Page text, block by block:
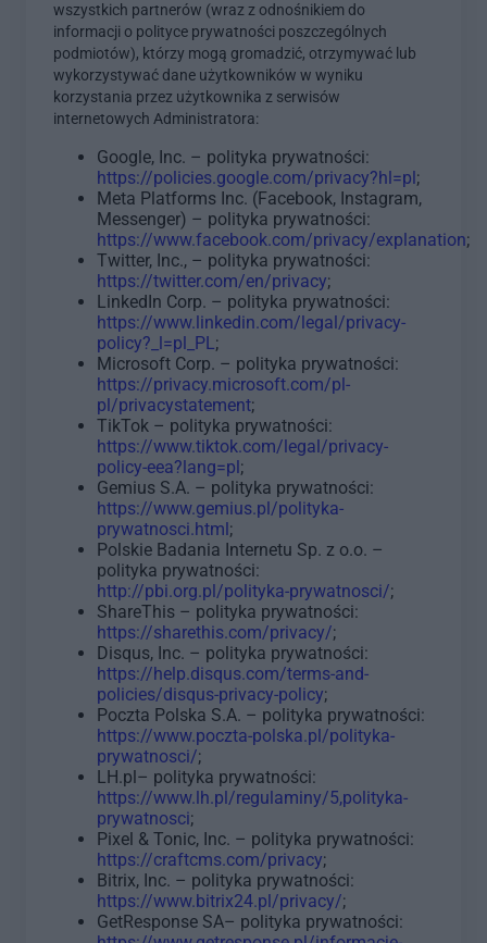
wszystkich partnerów (wraz z odnośnikiem do
informacji o polityce prywatności poszczególnych
podmiotów), którzy mogą gromadzić, otrzymywać lub
wykorzystywać dane użytkowników w wyniku
korzystania przez użytkownika z serwisów
internetowych Administratora:
Google, Inc. – polityka prywatności:
https://policies.google.com/privacy?hl=pl ;
Meta Platforms Inc. (Facebook, Instagram,
Messenger) – polityka prywatności:
https://www.facebook.com/privacy/explanation;
Twitter, Inc., – polityka prywatności:
https://twitter.com/en/privacy;
LinkedIn Corp. – polityka prywatności:
https://www.linkedin.com/legal/privacy-
policy?_l=pl_PL;
Microsoft Corp. – polityka prywatności:
https://privacy.microsoft.com/pl-
pl/privacystatement;
TikTok – polityka prywatności:
https://www.tiktok.com/legal/privacy-
policy-eea?lang=pl ;
Gemius S.A. – polityka prywatności:
https://www.gemius.pl/polityka-
prywatnosci.html ;
Polskie Badania Internetu Sp. z o.o. –
polityka prywatności:
http://pbi.org.pl/polityka-prywatnosci/;
ShareThis – polityka prywatności:
https://sharethis.com/privacy/;
Disqus, Inc. – polityka prywatności:
https://help.disqus.com/terms-and-
policies/disqus-privacy-policy;
Poczta Polska S.A. – polityka prywatności:
https://www.poczta-polska.pl/polityka-
prywatnosci/;
LH.pl– polityka prywatności:
https://www.lh.pl/regulaminy/5,polityka-
prywatnosci;
Pixel & Tonic, Inc. – polityka prywatności:
https://craftcms.com/privacy;
Bitrix, Inc. – polityka prywatności:
https://www.bitrix24.pl/privacy/;
GetResponse SA– polityka prywatności: